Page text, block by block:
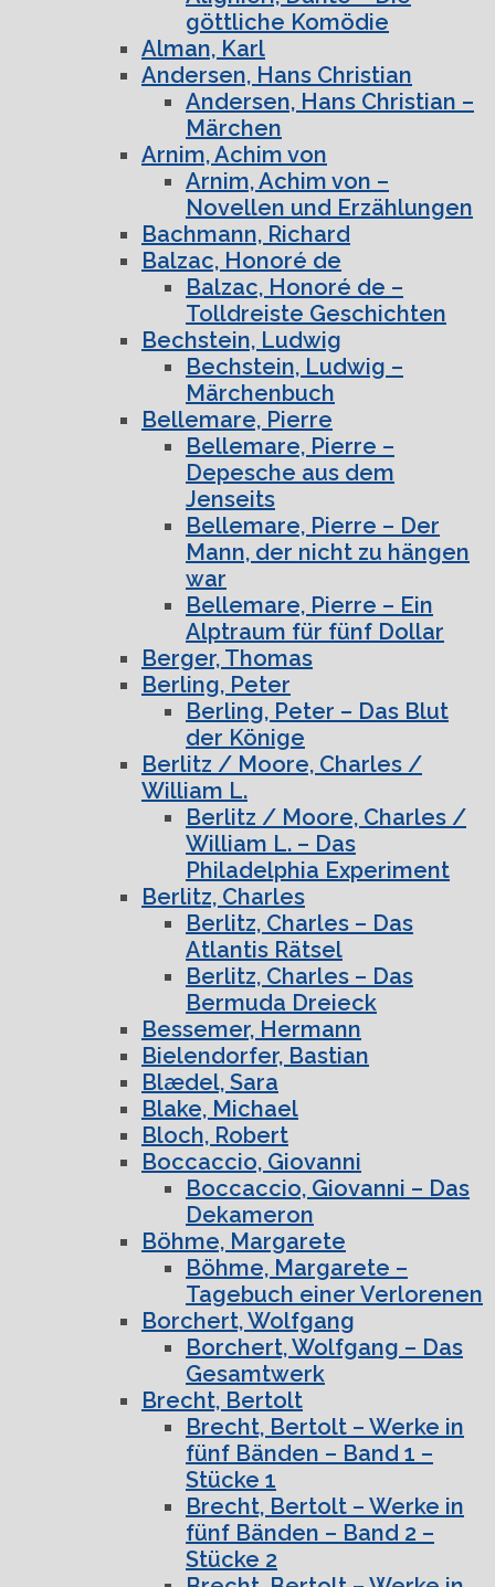
göttliche Komödie
Alman, Karl
Andersen, Hans Christian
Andersen, Hans Christian –
Märchen
Arnim, Achim von
Arnim, Achim von –
Novellen und Erzählungen
Bachmann, Richard
Balzac, Honoré de
Balzac, Honoré de –
Tolldreiste Geschichten
Bechstein, Ludwig
Bechstein, Ludwig –
Märchenbuch
Bellemare, Pierre
Bellemare, Pierre –
Depesche aus dem
Jenseits
Bellemare, Pierre – Der
Mann, der nicht zu hängen
war
Bellemare, Pierre – Ein
Alptraum für fünf Dollar
Berger, Thomas
Berling, Peter
Berling, Peter – Das Blut
der Könige
Berlitz / Moore, Charles /
William L.
Berlitz / Moore, Charles /
William L. – Das
Philadelphia Experiment
Berlitz, Charles
Berlitz, Charles – Das
Atlantis Rätsel
Berlitz, Charles – Das
Bermuda Dreieck
Bessemer, Hermann
Bielendorfer, Bastian
Blædel, Sara
Blake, Michael
Bloch, Robert
Boccaccio, Giovanni
Boccaccio, Giovanni – Das
Dekameron
Böhme, Margarete
Böhme, Margarete –
Tagebuch einer Verlorenen
Borchert, Wolfgang
Borchert, Wolfgang – Das
Gesamtwerk
Brecht, Bertolt
Brecht, Bertolt – Werke in
fünf Bänden – Band 1 –
Stücke 1
Brecht, Bertolt – Werke in
fünf Bänden – Band 2 –
Stücke 2